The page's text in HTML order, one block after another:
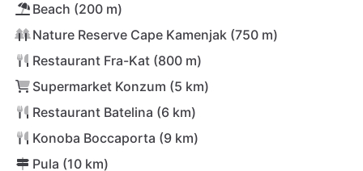
Beach (200 m)
Nature Reserve Cape Kamenjak (750 m)
Restaurant Fra-Kat (800 m)
Supermarket Konzum (5 km)
Restaurant Batelina (6 km)
Konoba Boccaporta (9 km)
Pula (10 km)